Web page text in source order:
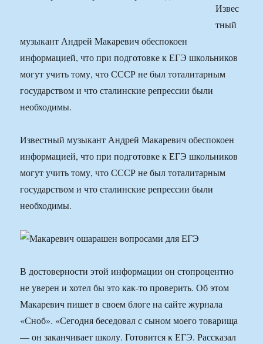
Извес
тный
музыкант Андрей Макаревич обеспокоен
информацией, что при подготовке к ЕГЭ школьников
могут учить тому, что СССР не был тоталитарным
государством и что сталинские репрессии были
необходимы.
Известный музыкант Андрей Макаревич обеспокоен
информацией, что при подготовке к ЕГЭ школьников
могут учить тому, что СССР не был тоталитарным
государством и что сталинские репрессии были
необходимы.
В достоверности этой информации он стопроцентно
не уверен и хотел бы это как-то проверить. Об этом
Макаревич пишет в своем блоге на сайте журнала
«Сноб». «Сегодня беседовал с сыном моего товарища
— он заканчивает школу. Готовится к ЕГЭ. Рассказал